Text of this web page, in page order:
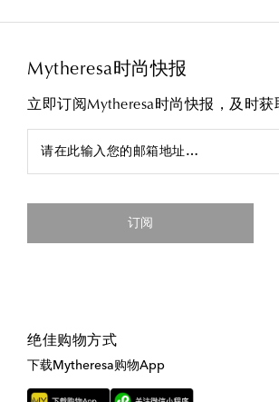
Mytheresa时尚快报
立即订阅Mytheresa时尚快报，及时
请在此输入您的邮箱地址…
订阅
绝佳购物方式
下载Mytheresa购物App